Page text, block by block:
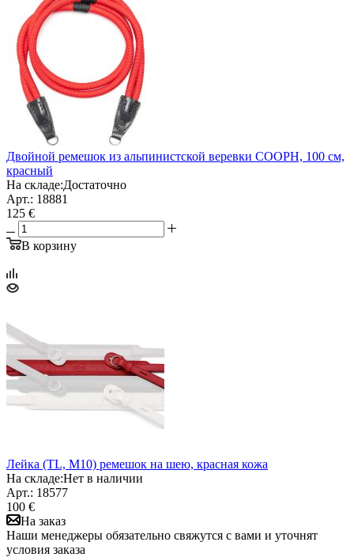
Двойной ремешок из альпинистской веревки COOPH, 100 см,
красный
На складе:Достаточно
Арт.: 18881
125 €
В корзину
Лейка (TL, M10) ремешок на шею, красная кожа
На складе:Нет в наличии
Арт.: 18577
100 €
На заказ
Наши менеджеры обязательно свяжутся с вами и уточнят
условия заказа